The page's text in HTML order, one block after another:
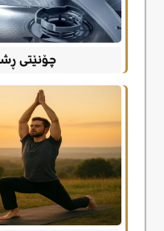
چۆنێتی